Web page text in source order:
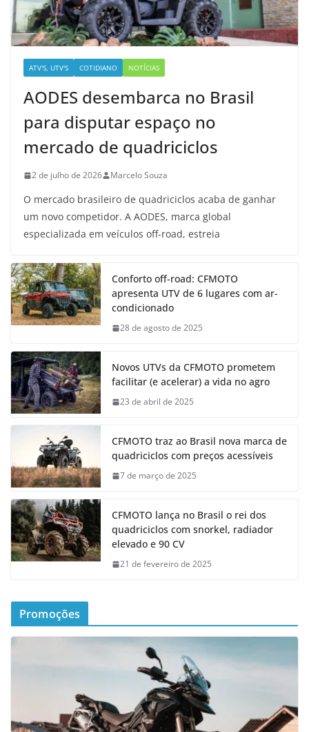
ATV'S, UTV'S COTIDIANO NOTÍCIAS
AODES desembarca no Brasil
para disputar espaço no
mercado de quadriciclos
2 de julho de 2026 Marcelo Souza
O mercado brasileiro de quadriciclos acaba de ganhar
um novo competidor. A AODES, marca global
especializada em veículos off-road, estreia
Conforto off-road: CFMOTO
apresenta UTV de 6 lugares com ar-
condicionado
28 de agosto de 2025
Novos UTVs da CFMOTO prometem
facilitar (e acelerar) a vida no agro
23 de abril de 2025
CFMOTO traz ao Brasil nova marca de
quadriciclos com preços acessíveis
7 de março de 2025
CFMOTO lança no Brasil o rei dos
quadriciclos com snorkel, radiador
elevado e 90 CV
21 de fevereiro de 2025
Promoções